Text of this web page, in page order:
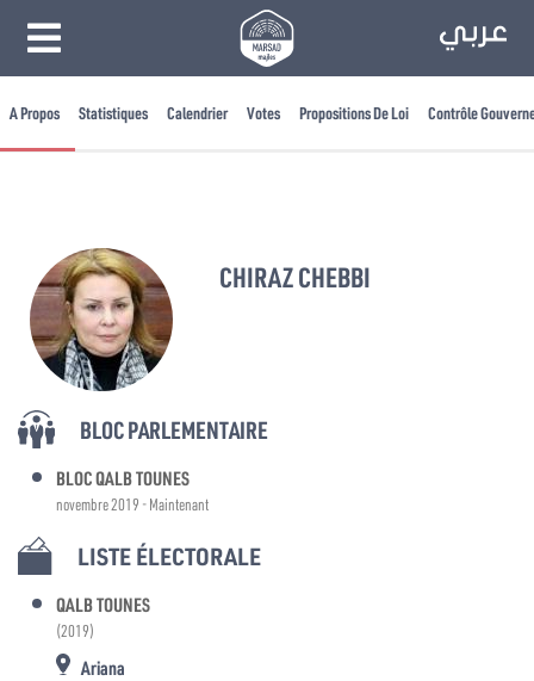
A Propos Statistiques Calendrier Votes Propositions De Loi Contrôle
CHIRAZ CHEBBI
BLOC PARLEMENTAIRE
BLOC QALB TOUNES
novembre 2019 - Maintenant
LISTE ÉLECTORALE
QALB TOUNES
(2019)
Ariana